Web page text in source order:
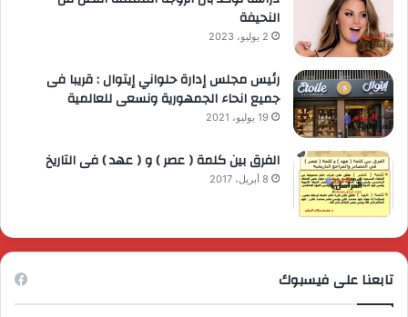
النحيفة
2 يوليو، 2023
رئيس مجلس إدارة حلواني إيتوال : قريبا فى
جميع انحاء الجمهورية ونسعى للعالمية
19 يوليو، 2021
الفرق بين كلمة ( عصر ) و ( عهد ) فى التاريخ
8 أبريل، 2017
تابعنا على فيسبوك